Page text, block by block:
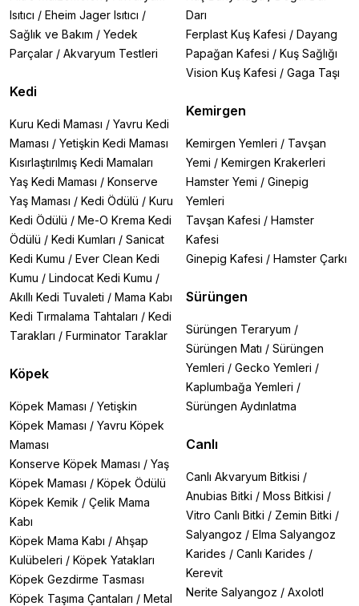
Isıtıcı / Eheim Jager Isıtıcı /
Sağlık ve Bakım / Yedek
Parçalar / Akvaryum Testleri
Kedi
Kuru Kedi Maması / Yavru Kedi
Maması / Yetişkin Kedi Maması
Kısırlaştırılmış Kedi Mamaları
Yaş Kedi Maması / Konserve
Yaş Maması / Kedi Ödülü / Kuru
Kedi Ödülü / Me-O Krema Kedi
Ödülü / Kedi Kumları / Sanicat
Kedi Kumu / Ever Clean Kedi
Kumu / Lindocat Kedi Kumu /
Akıllı Kedi Tuvaleti / Mama Kabı
Kedi Tırmalama Tahtaları / Kedi
Tarakları / Furminator Taraklar
Köpek
Köpek Maması / Yetişkin
Köpek Maması / Yavru Köpek
Maması
Konserve Köpek Maması / Yaş
Köpek Maması / Köpek Ödülü
Köpek Kemik / Çelik Mama
Kabı
Köpek Mama Kabı / Ahşap
Kulübeleri / Köpek Yatakları
Köpek Gezdirme Tasması
Köpek Taşıma Çantaları / Metal
Darı
Ferplast Kuş Kafesi / Dayang
Papağan Kafesi / Kuş Sağlığı
Vision Kuş Kafesi / Gaga Taşı
Kemirgen
Kemirgen Yemleri / Tavşan
Yemi / Kemirgen Krakerleri
Hamster Yemi / Ginepig
Yemleri
Tavşan Kafesi / Hamster
Kafesi
Ginepig Kafesi / Hamster Çarkı
Sürüngen
Sürüngen Teraryum /
Sürüngen Matı / Sürüngen
Yemleri / Gecko Yemleri /
Kaplumbağa Yemleri /
Sürüngen Aydınlatma
Canlı
Canlı Akvaryum Bitkisi /
Anubias Bitki / Moss Bitkisi /
Vitro Canlı Bitki / Zemin Bitki /
Salyangoz / Elma Salyangoz
Karides / Canlı Karides /
Kerevit
Nerite Salyangoz / Axolotl